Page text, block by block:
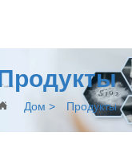
Дом > Продукты